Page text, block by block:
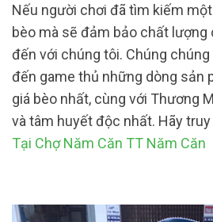
Nếu người chơi đã tìm kiếm
bèo mà sẽ đảm bảo chất lượng
đến với chúng tôi. Chúng
đến game thủ những dòng sản
giá bèo nhất, cùng với Thương
và tâm huyết độc nhất. Hãy truy
Tại Chợ Năm Căn TT Năm Căn